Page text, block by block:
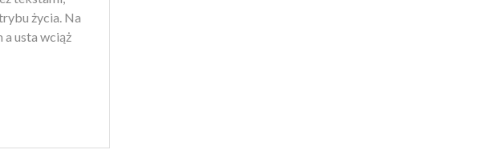
życia. Na
a usta wciąż